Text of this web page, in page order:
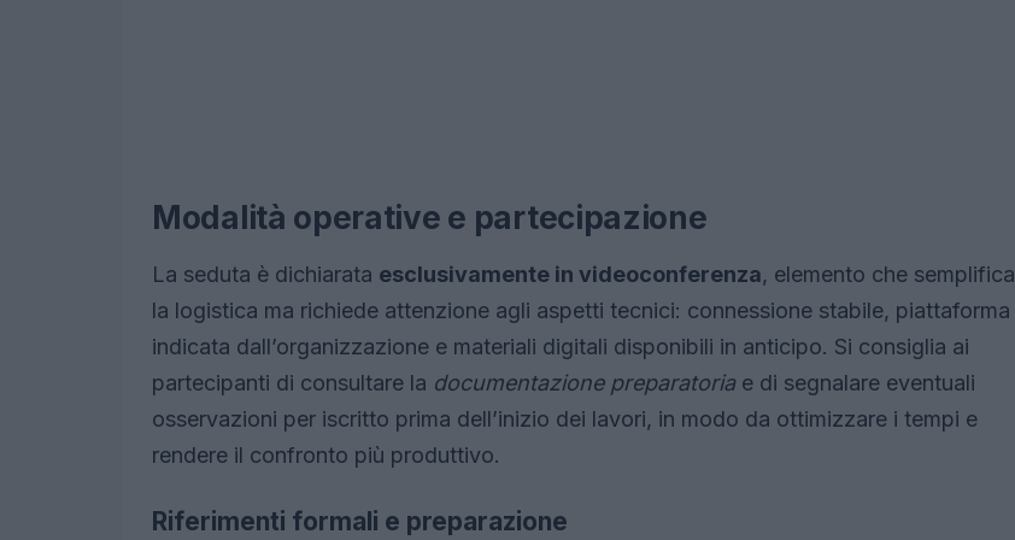
Modalità operative e partecipazione
La seduta è dichiarata esclusivamente in videoconferenza, elemento che semplifica
la logistica ma richiede attenzione agli aspetti tecnici: connessione stabile, piattaforma
indicata dall’organizzazione e materiali digitali disponibili in anticipo. Si consiglia ai
partecipanti di consultare la documentazione preparatoriae di segnalare eventuali
osservazioni per iscritto prima dell’inizio dei lavori, in modo da ottimizzare i tempi e
rendere il confronto più produttivo.
Riferimenti formali e preparazione